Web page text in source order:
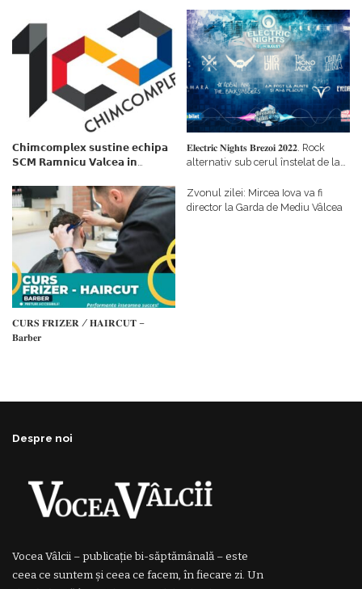
𝗖𝗵𝗶𝗺𝗰𝗼𝗺𝗽𝗹𝗲𝘅 𝘀𝘂𝘀𝘁𝗶𝗻𝗲 𝗲𝗰𝗵𝗶𝗽𝗮
𝗦𝗖𝗠 𝗥𝗮𝗺𝗻𝗶𝗰𝘂 𝗩𝗮𝗹𝗰𝗲𝗮 𝗶𝗻
𝗳𝗶𝗻𝗮𝗻𝘁𝗮𝘁𝗼𝗿
𝐄𝐥𝐞𝐜𝐭𝐫𝐢𝐜 𝐍𝐢𝐠𝐡𝐭𝐬 𝐁𝐫𝐞𝐳𝐨𝐢 𝟐𝟎𝟐𝟐. Rock
alternativ sub cerul înstelat de la
𝐂𝐔𝐑𝐒 𝐅𝐑𝐈𝐙𝐄𝐑 / 𝐇𝐀𝐈𝐑𝐂𝐔𝐓 –
𝐁𝐚𝐫𝐛𝐞𝐫
Zvonul zilei: Mircea Iova va fi
director la Garda de Mediu Vâlcea
Despre noi
Vocea Vâlcii – publicație bi-săptămânală – este
ceea ce suntem și ceea ce facem, în fiecare zi. Un